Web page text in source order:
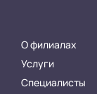
О филиалах
Услуги
Специалисты